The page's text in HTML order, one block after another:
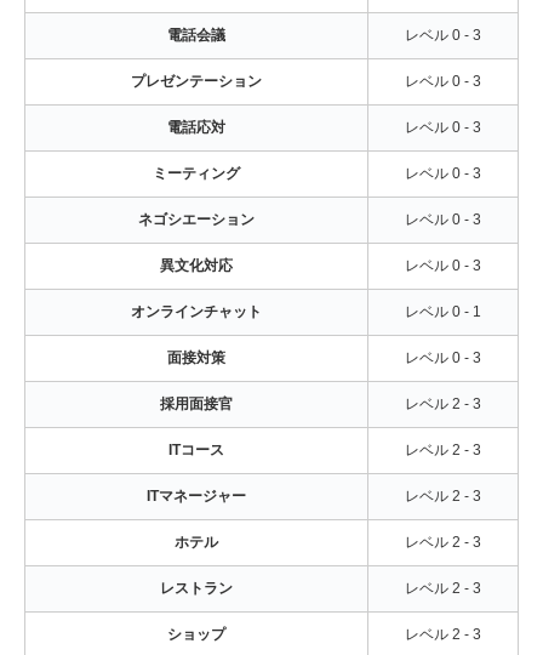
電話会議 レベル 0 - 3
プレゼンテーション レベル 0 - 3
電話応対 レベル 0 - 3
ミーティング レベル 0 - 3
ネゴシエーション レベル 0 - 3
異文化対応 レベル 0 - 3
オンラインチャット レベル 0 - 1
面接対策 レベル 0 - 3
採用面接官 レベル 2 - 3
ITコース レベル 2 - 3
ITマネージャー レベル 2 - 3
ホテル レベル 2 - 3
レストラン レベル 2 - 3
ショップ レベル 2 - 3